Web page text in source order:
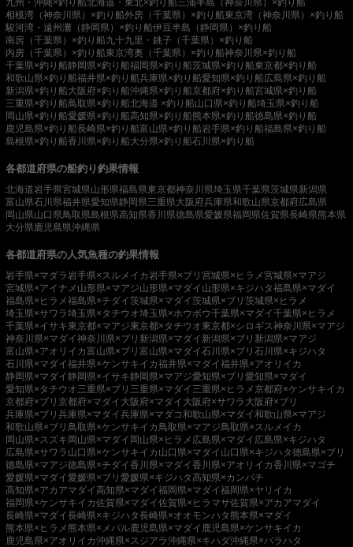
相模湾（神奈川県）×釣り船外房（千葉県）×釣り船東京湾（神奈川県）×釣り船
駿河湾・遠州灘（静岡県）×釣り船伊豆半島（静岡県）×釣り船
南房（千葉県）×釣り船九十九里・銚子（千葉県）×釣り船
内房（千葉県）×釣り船東京湾奥（千葉県）×釣り船神奈川県×釣り船
千葉県×釣り船静岡県×釣り船福岡県×釣り船茨城県×釣り船東京都×釣り船
和歌山県×釣り船福井県×釣り船兵庫県×釣り船愛知県×釣り船広島県×釣り船
新潟県×釣り船大阪府×釣り船沖縄県×釣り船京都府×釣り船宮城県×釣り船
三重県×釣り船鳥取県×釣り船北海道 ×釣り船山口県×釣り船埼玉県×釣り船
岡山県×釣り船愛媛県×釣り船高知県×釣り船熊本県×釣り船徳島県×釣り船
鹿児島県×釣り船長崎県×釣り船富山県×釣り船岩手県×釣り船福島県×釣り船
島根県×釣り船香川県×釣り船大分県×釣り船石川県×釣り船
各都道府県の船釣り釣果情報
北海道岩手県宮城県山形県福島県東京都神奈川県埼玉県千葉県茨城県新潟県
富山県石川県福井県愛知県静岡県三重県大阪府兵庫県和歌山県京都府広島県
岡山県山口県鳥取県島根県高知県香川県徳島県愛媛県福岡県佐賀県長崎県熊本県
大分県 鹿児島県沖縄県
各都道府県の人気魚種の釣果情報
岩手県×マダラ 岩手県×スルメイカ 岩手県×ブリ 宮城県×ヒラメ宮城県×マアジ
宮城県×アイナメ 山形県×マアジ山形県×マダイ 山形県×キジハタ福島県×マダイ
福島県×ヒラメ福島県×チダイ茨城県×マダイ茨城県×ブリ 茨城県×ヒラメ
埼玉県×サワラ埼玉県×タチウオ埼玉県×ホウボウ千葉県×マダイ千葉県×ヒラメ
千葉県×イサキ東京都×マアジ東京都×タチウオ東京都×シロギス神奈川県×マアジ
神奈川県×マダイ神奈川県×ブリ 新潟県×マダイ 新潟県×ブリ 新潟県×マアジ
富山県×アオリイカ富山県×ブリ 富山県×マダイ石川県×ブリ 石川県×キジハタ
石川県×マダイ福井県×ケンサキイカ福井県×マダイ福井県×アオリイカ
静岡県×マダイ静岡県×イサキ静岡県×マアジ愛知県×ブリ 愛知県×マダイ
愛知県×タチウオ三重県×ブリ 三重県×マダイ 三重県×ヒラメ京都府×ケンサキイカ
京都府×ブリ 京都府×マダイ 大阪府×マダイ 大阪府×サワラ 大阪府×ブリ
兵庫県×ブリ 兵庫県×マダイ兵庫県×マダコ和歌山県×マダイ和歌山県×マアジ
和歌山県×ブリ 鳥取県×ケンサキイカ 鳥取県×マアジ鳥取県×スルメイカ
岡山県×スズキ岡山県×マダイ 岡山県×ヒラメ 広島県×マダイ 広島県×キジハタ
広島県×サワラ 山口県×ケンサキイカ 山口県×マダイ 山口県×キジハタ徳島県×ブリ
徳島県×マアジ徳島県×チダイ香川県×マダイ香川県×アオリイカ香川県×マゴチ
愛媛県×マダイ愛媛県×ブリ 愛媛県×キジハタ高知県×カンパチ
高知県×アカアマダイ高知県×マダイ福岡県×マダイ福岡県×ヤリイカ
福岡県×ケンサキイカ佐賀県×マダイ佐賀県×ヒラマサ佐賀県×アカアマダイ
長崎県×マダイ長崎県×キジハタ長崎県×オオモンハタ 熊本県×マダイ
熊本県×ヒラメ 熊本県×メバル鹿児島県×マダイ 鹿児島県×ケンサキイカ
鹿児島県×アオリイカ沖縄県×スジアラ沖縄県×キハダ沖縄県×バラハタ